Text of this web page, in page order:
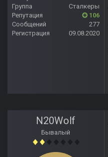
Группа
Сталкеры
Репутация
106
Сообщений
277
Регистрация
09.08.2020
N20Wolf
Бывалый